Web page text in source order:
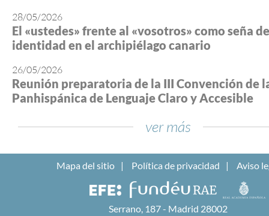
28/05/2026
El «ustedes» frente al «vosotros» como seña de
identidad en el archipiélago canario
26/05/2026
Reunión preparatoria de la III Convención de
Panhispánica de Lenguaje Claro y Accesible
ver más
Mapa del sitio Política de privacidad Aviso
Serrano, 187 - Madrid 28002